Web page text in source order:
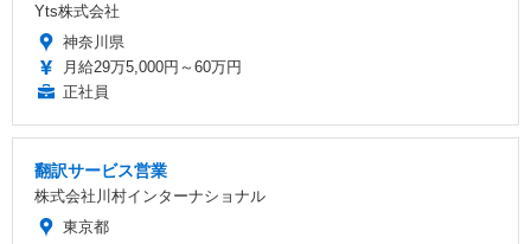
Yts株式会社
神奈川県
月給29万5,000円～60万円
正社員
翻訳サービス営業
株式会社川村インターナショナル
東京都